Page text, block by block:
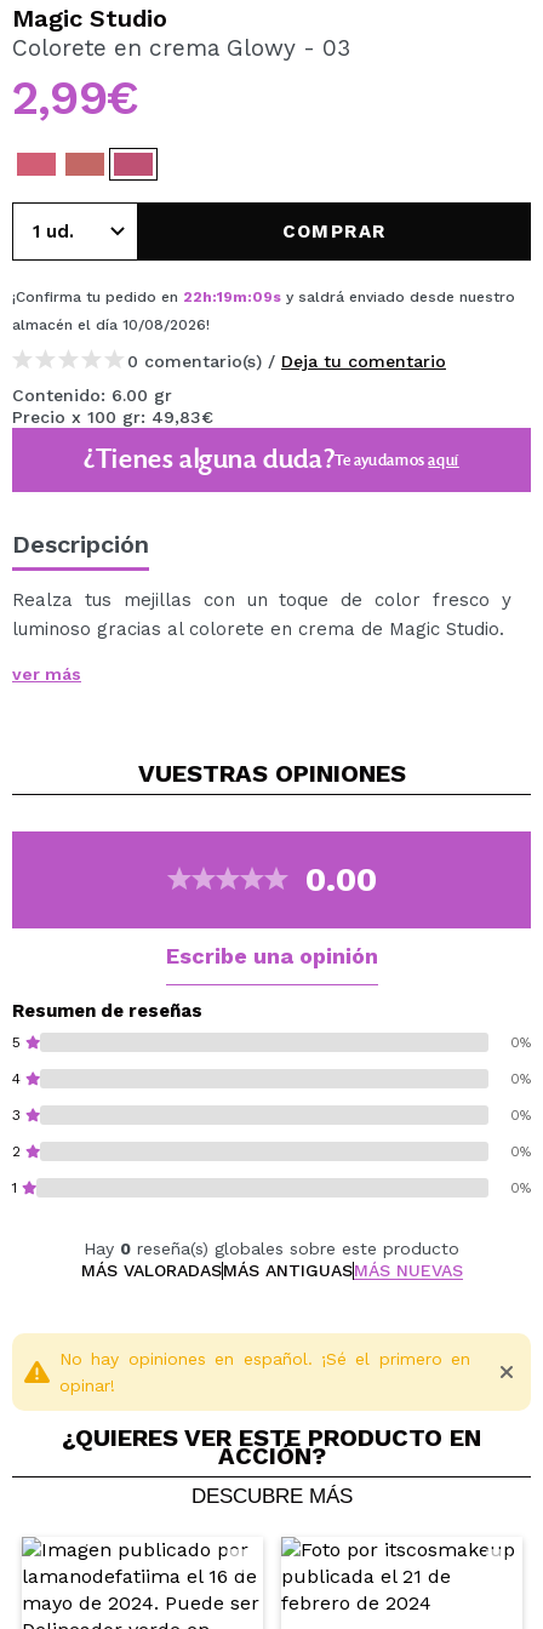
Al crear una cuenta en Maquillalia.com podrás realizar
tus compras rápidamente, revisar el estado de tus
pedidos y consultar tus operaciones anteriores.
Magic Studio
Colorete en crema Glowy - 03
2,99€
COMPRAR
¡Confirma tu pedido en 22h:19m:09s y saldrá enviado desde nuestro
almacén el día 10/08/2026!
0 comentario(s) / Deja tu comentario
Contenido: 6.00 gr
Precio x 100 gr: 49,83€
¿Tienes alguna duda?Te ayudamosaquí
Descripción
Realza tus mejillas con un toque de color fresco y
luminoso gracias al colorete en crema de Magic Studio.
natural y jugoso, aportando un efecto buena cara al
aterciopelada que se funde perfectamente con la piel.
color, desde un rubor sutil hasta un tono más vibrante.
¡Consigue unas mejillas radiantes sin esfuerzo!
ver más
VUESTRAS OPINIONES
0.00
Escribe una opinión
Resumen de reseñas
5 0%
4 0%
3 0%
2 0%
1 0%
Hay 0 reseña(s) globales sobre este producto
MÁS VALORADASMÁS ANTIGUASMÁS NUEVAS
Compartir un vídeo o una foto
No hay opiniones en español. ¡Sé el primero en
opinar!
¿QUIERES VER ESTE PRODUCTO EN
ACCIÓN?
DESCUBRE MÁS